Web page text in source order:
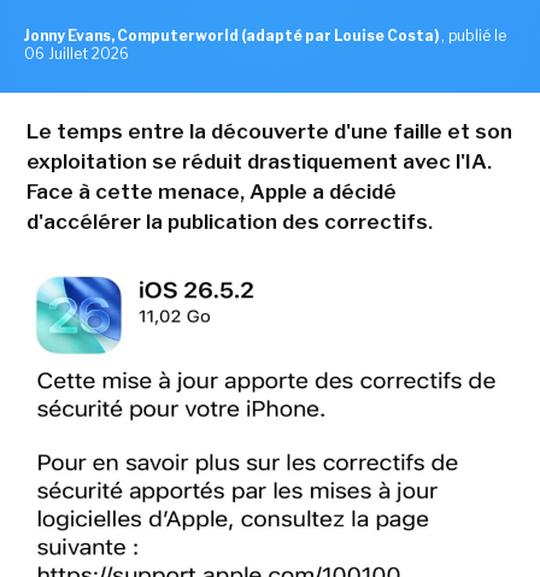
Jonny Evans, Computerworld (adapté par Louise Costa) , publié le
06 Juillet 2026
Le temps entre la découverte d'une faille et son
exploitation se réduit drastiquement avec l'IA.
Face à cette menace, Apple a décidé
d'accélérer la publication des correctifs.